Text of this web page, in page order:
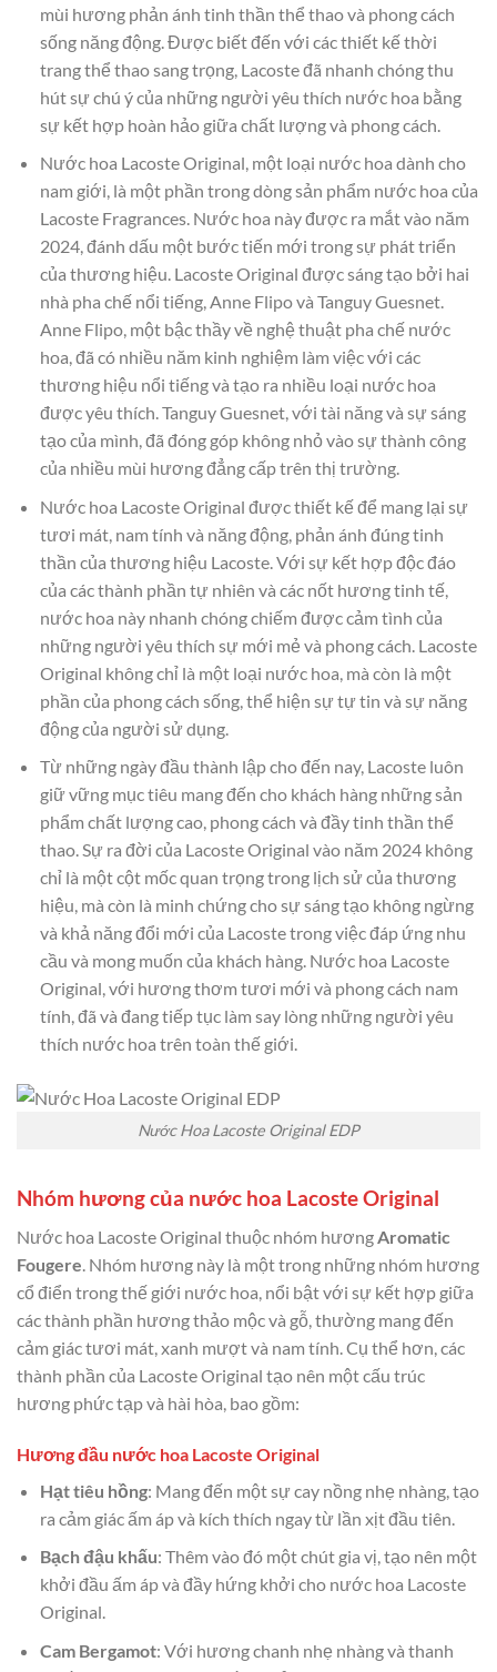
mùi hương phản ánh tinh thần thể thao và phong cách
sống năng động. Được biết đến với các thiết kế thời
trang thể thao sang trọng, Lacoste đã nhanh chóng thu
hút sự chú ý của những người yêu thích nước hoa bằng
sự kết hợp hoàn hảo giữa chất lượng và phong cách.
Nước hoa Lacoste Original, một loại nước hoa dành cho
nam giới, là một phần trong dòng sản phẩm nước hoa của
Lacoste Fragrances. Nước hoa này được ra mắt vào năm
2024, đánh dấu một bước tiến mới trong sự phát triển
của thương hiệu. Lacoste Original được sáng tạo bởi hai
nhà pha chế nổi tiếng, Anne Flipo và Tanguy Guesnet.
Anne Flipo, một bậc thầy về nghệ thuật pha chế nước
hoa, đã có nhiều năm kinh nghiệm làm việc với các
thương hiệu nổi tiếng và tạo ra nhiều loại nước hoa
được yêu thích. Tanguy Guesnet, với tài năng và sự sáng
tạo của mình, đã đóng góp không nhỏ vào sự thành công
của nhiều mùi hương đẳng cấp trên thị trường.
Nước hoa Lacoste Original được thiết kế để mang lại sự
tươi mát, nam tính và năng động, phản ánh đúng tinh
thần của thương hiệu Lacoste. Với sự kết hợp độc đáo
của các thành phần tự nhiên và các nốt hương tinh tế,
nước hoa này nhanh chóng chiếm được cảm tình của
những người yêu thích sự mới mẻ và phong cách. Lacoste
Original không chỉ là một loại nước hoa, mà còn là một
phần của phong cách sống, thể hiện sự tự tin và sự năng
động của người sử dụng.
Từ những ngày đầu thành lập cho đến nay, Lacoste luôn
giữ vững mục tiêu mang đến cho khách hàng những sản
phẩm chất lượng cao, phong cách và đầy tinh thần thể
thao. Sự ra đời của Lacoste Original vào năm 2024 không
chỉ là một cột mốc quan trọng trong lịch sử của thương
hiệu, mà còn là minh chứng cho sự sáng tạo không ngừng
và khả năng đổi mới của Lacoste trong việc đáp ứng nhu
cầu và mong muốn của khách hàng. Nước hoa Lacoste
Original, với hương thơm tươi mới và phong cách nam
tính, đã và đang tiếp tục làm say lòng những người yêu
thích nước hoa trên toàn thế giới.
Nước Hoa Lacoste Original EDP
Nhóm hương của nước hoa Lacoste Original
Nước hoa Lacoste Original thuộc nhóm hươngAromatic
Fougere. Nhóm hương này là một trong những nhóm hương
cổ điển trong thế giới nước hoa, nổi bật với sự kết hợp giữa
các thành phần hương thảo mộc và gỗ, thường mang đến
cảm giác tươi mát, xanh mượt và nam tính. Cụ thể hơn, các
thành phần của Lacoste Original tạo nên một cấu trúc
hương phức tạp và hài hòa, bao gồm:
Hương đầu nước hoa Lacoste Original
Hạt tiêu hồng: Mang đến một sự cay nồng nhẹ nhàng, tạo
ra cảm giác ấm áp và kích thích ngay từ lần xịt đầu tiên.
Bạch đậu khấu: Thêm vào đó một chút gia vị, tạo nên một
khởi đầu ấm áp và đầy hứng khởi cho nước hoa Lacoste
Original.
Cam Bergamot: Với hương chanh nhẹ nhàng và thanh